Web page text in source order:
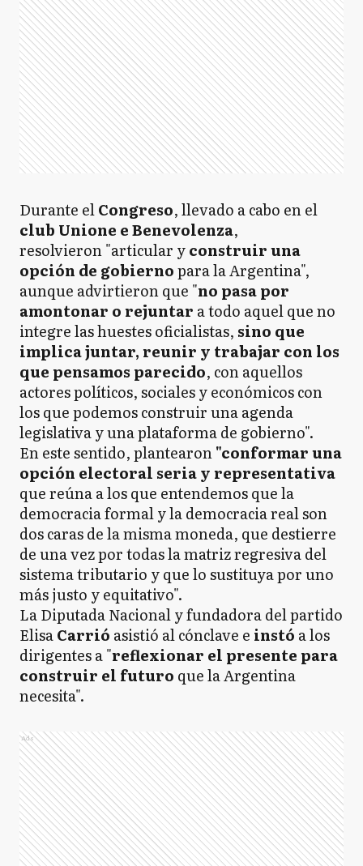
Durante elCongreso, llevado a cabo en el
club Unione e Benevolenza,
resolvieron "articular yconstruir una
opción de gobiernopara la Argentina",
aunque advirtieron que "no pasa por
amontonar o rejuntar a todo aquel que no
integre las huestes oficialistas, sino que
implica juntar, reunir y trabajar con los
que pensamos parecido, con aquellos
actores políticos, sociales y económicos con
los que podemos construir una agenda
legislativa y una plataforma de gobierno".
En este sentido, plantearon"conformar una
opción electoral seria y representativa
que reúna a los que entendemos que la
democracia formal y la democracia real son
dos caras de la misma moneda, que destierre
de una vez por todas la matriz regresiva del
sistema tributario y que lo sustituya por uno
más justo y equitativo".
La Diputada Nacional y fundadora del partido
ElisaCarrió asistió al cónclave e instó a los
dirigentes a "reflexionar el presente para
construir el futuro que la Argentina
necesita".
Ads